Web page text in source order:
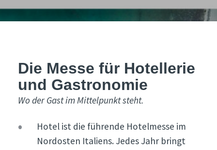
Die Messe für Hotellerie
und Gastronomie
Wo der Gast im Mittelpunkt steht.
Hotel ist die führende Hotelmesse im
Nordosten Italiens. Jedes Jahr bringt